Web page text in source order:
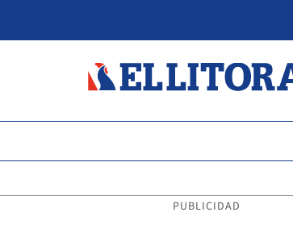
PUBLICIDAD